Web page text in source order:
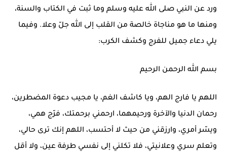
ورد عن النبي صلى الله عليه وسلم وما ثبت في الكتاب والسنة،
ومنها ما هو مناجاة خالصة من القلب إلى الله جلّ وعلا. وفيما
يلي دعاء جميل للفرج وكشف الكرب:
بسم الله الرحمن الرحيم
اللهم يا فارج الهم، ويا كاشف الغم، يا مجيب دعوة المضطرين،
رحمان الدنيا والآخرة ورحيمهما، ارحمني برحمتك، فرّج همي،
ويسّر أمري، وارزقني من حيث لا أحتسب، اللهم إنك ترى حالي،
وتعلم سري وعلانيتي، فلا تكلني إلى نفسي طرفة عين، ولا أقل